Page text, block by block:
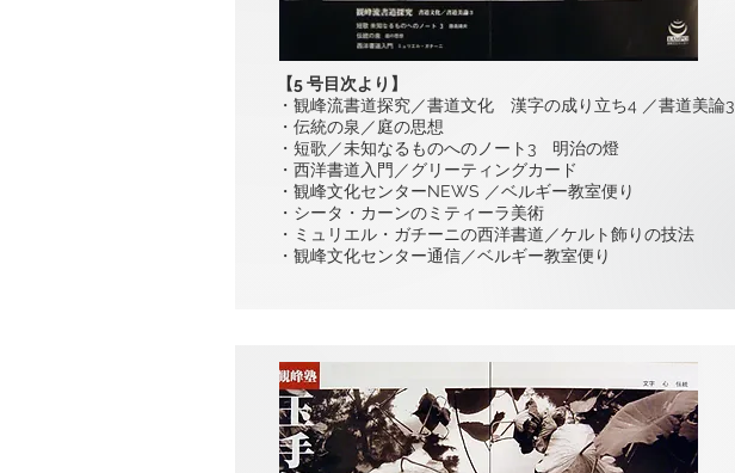
【5 号目次より】
・観峰流書道探究／書道文化 漢字の成り立ち4 ／書道美論3
・伝統の泉／庭の思想
・短歌／未知なるものへのノート3 明治の燈
・西洋書道入門／グリーティングカード
・観峰文化センターNEWS ／ベルギー教室便り
・シータ・カーンのミティーラ美術
・ミュリエル・ガチーニの西洋書道／ケルト飾りの技法
・観峰文化センター通信／ベルギー教室便り